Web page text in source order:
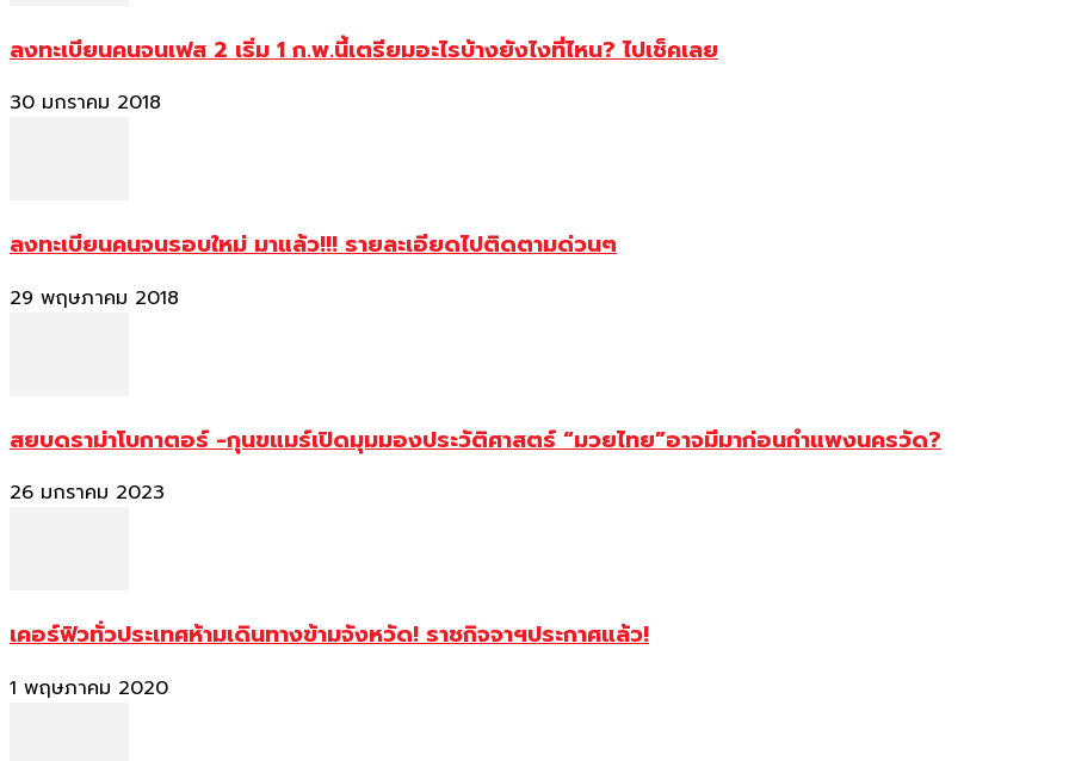
ลงทะเบียนคนจนเฟส 2 เริ่ม 1 ก.พ.นี้เตรียมอะไรบ้างยังไงที่ไหน? ไปเช็คเลย
30 มกราคม 2018
ลงทะเบียนคนจนรอบใหม่ มาแล้ว!!! รายละเอียดไปติดตามด่วนๆ
29 พฤษภาคม 2018
สยบดราม่าโบกาตอร์ -กุนขแมร์เปิดมุมมองประวัติศาสตร์ “มวยไทย”อาจมีมาก่อนกำแพงนครวัด?
26 มกราคม 2023
เคอร์ฟิวทั่วประเทศห้ามเดินทางข้ามจังหวัด! ราชกิจจาฯประกาศแล้ว!
1 พฤษภาคม 2020